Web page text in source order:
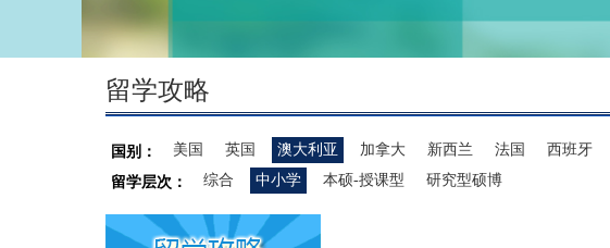
留学攻略
国别： 美国 英国 澳大利亚 加拿大 新西兰 法国 西班牙
留学层次：
综合 中小学 本硕-授课型 研究型硕博